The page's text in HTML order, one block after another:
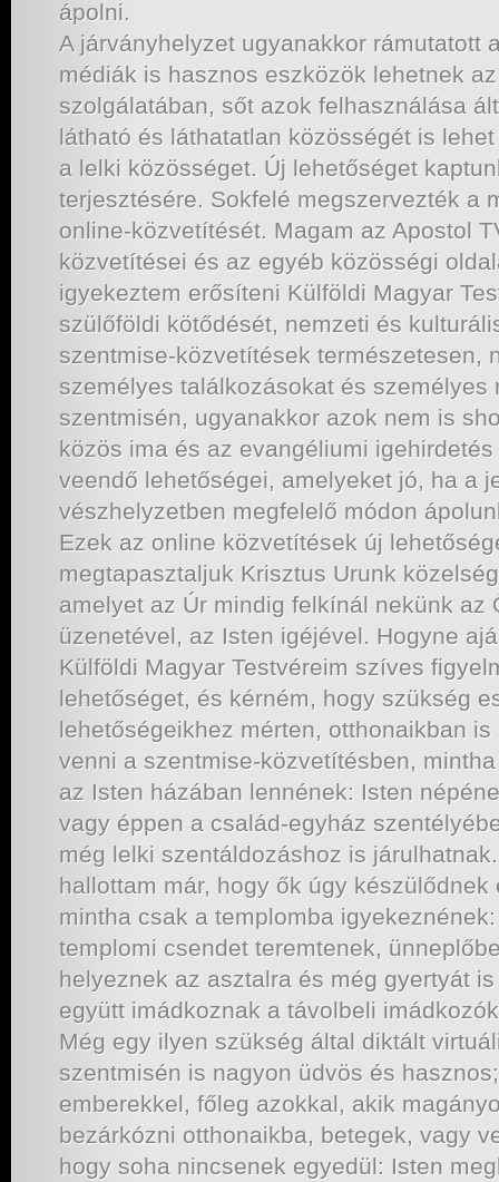
ápolni.
A járványhelyzet ugyanakkor rámutatott
médiák is hasznos eszközök lehetnek
szolgálatában, sőt azok felhasználása
látható és láthatatlan közösségét is
a lelki közösséget. Új lehetőséget
terjesztésére. Sokfelé megszervezték a
online-közvetítését. Magam az Apostol
közvetítései és az egyéb közösségi
igyekeztem erősíteni Külföldi Magyar
szülőföldi kötődését, nemzeti és
szentmise-közvetítések természetesen,
személyes találkozásokat és személyes
szentmisén, ugyanakkor azok nem is
közös ima és az evangéliumi
veendő lehetőségei, amelyeket jó, ha a
vészhelyzetben megfelelő módon
Ezek az online közvetítések új
megtapasztaljuk Krisztus Urunk
amelyet az Úr mindig felkínál nekünk az
üzenetével, az Isten igéjével. Hogyne
Külföldi Magyar Testvéreim szíves
lehetőséget, és kérném, hogy szükség
lehetőségeikhez mérten, otthonaikban
venni a szentmise-közvetítésben,
az Isten házában lennének: Isten
vagy éppen a család-egyház
még lelki szentáldozáshoz is
hallottam már, hogy ők úgy
mintha csak a templomba
templomi csendet teremtenek,
helyeznek az asztalra és még gyertyát
együtt imádkoznak a távolbeli
Még egy ilyen szükség által diktált
szentmisén is nagyon üdvös és
emberekkel, főleg azokkal, akik
bezárkózni otthonaikba, betegek, vagy
hogy soha nincsenek egyedül: Isten